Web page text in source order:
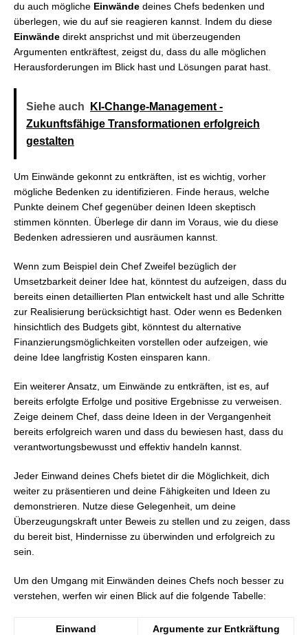
du auch mögliche Einwände deines Chefs bedenken und
überlegen, wie du auf sie reagieren kannst. Indem du diese
Einwände direkt ansprichst und mit überzeugenden
Argumenten entkräftest, zeigst du, dass du alle möglichen
Herausforderungen im Blick hast und Lösungen parat hast.
Siehe auch
KI-Change-Management -
Zukunftsfähige Transformationen erfolgreich
gestalten
Um Einwände gekonnt zu entkräften, ist es wichtig, vorher
mögliche Bedenken zu identifizieren. Finde heraus, welche
Punkte deinem Chef gegenüber deinen Ideen skeptisch
stimmen könnten. Überlege dir dann im Voraus, wie du diese
Bedenken adressieren und ausräumen kannst.
Wenn zum Beispiel dein Chef Zweifel bezüglich der
Umsetzbarkeit deiner Idee hat, könntest du aufzeigen, dass du
bereits einen detaillierten Plan entwickelt hast und alle Schritte
zur Realisierung berücksichtigt hast. Oder wenn es Bedenken
hinsichtlich des Budgets gibt, könntest du alternative
Finanzierungsmöglichkeiten vorstellen oder aufzeigen, wie
deine Idee langfristig Kosten einsparen kann.
Ein weiterer Ansatz, um Einwände zu entkräften, ist es, auf
bereits erfolgte Erfolge und positive Ergebnisse zu verweisen.
Zeige deinem Chef, dass deine Ideen in der Vergangenheit
bereits erfolgreich waren und dass du bewiesen hast, dass du
verantwortungsbewusst und effektiv handeln kannst.
Jeder Einwand deines Chefs bietet dir die Möglichkeit, dich
weiter zu präsentieren und deine Fähigkeiten und Ideen zu
demonstrieren. Nutze diese Gelegenheit, um deine
Überzeugungskraft unter Beweis zu stellen und zu zeigen, dass
du bereit bist, Hindernisse zu überwinden und erfolgreich zu
sein.
Um den Umgang mit Einwänden deines Chefs noch besser zu
verstehen, werfen wir einen Blick auf die folgende Tabelle:
Einwand Argumente zur Entkräftung